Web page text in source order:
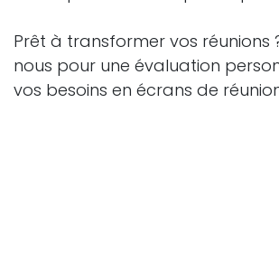
Prêt à transformer vos réunions
nous pour une évaluation
vos besoins en écrans de